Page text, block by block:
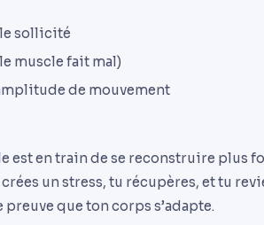
sollicité
muscle fait mal)
de mouvement
est en train de se reconstruire plus
crées un stress, tu récupères, et tu
que ton corps s’adapte.